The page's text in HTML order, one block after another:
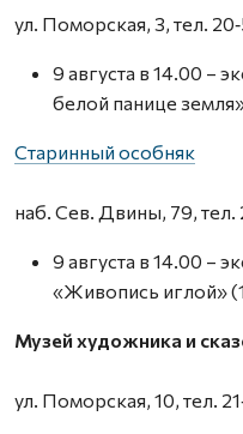
ул. Поморская, 3, тел.
9 августа в 14.00 –
белой панице земля»
Старинный особняк
наб. Сев. Двины, 79, тел.
9 августа в 14.00 –
«Живопись иглой»
Музей художника и
ул. Поморская, 10, тел.